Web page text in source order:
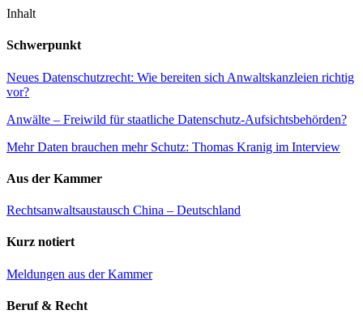
Inhalt
Schwerpunkt
Neues Datenschutzrecht: Wie bereiten sich Anwaltskanzleien richtig
vor?
Anwälte – Freiwild für staatliche Datenschutz-Aufsichtsbehörden?
Mehr Daten brauchen mehr Schutz: Thomas Kranig im Interview
Aus der Kammer
Rechtsanwaltsaustausch China – Deutschland
Kurz notiert
Meldungen aus der Kammer
Beruf & Recht